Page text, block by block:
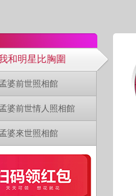
和明星比胸圍
孟婆前世照相館
孟婆前世情人照相館
孟婆來世照相館